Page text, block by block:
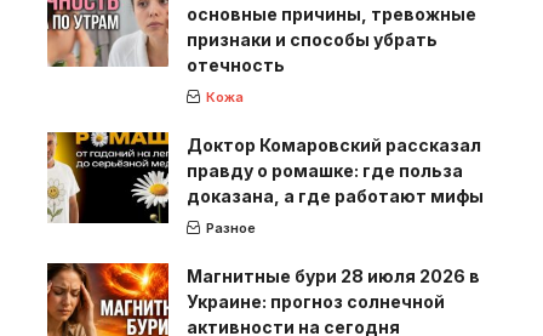
основные причины, тревожные
признаки и способы убрать
отечность
Кожа
Доктор Комаровский рассказал
правду о ромашке: где польза
доказана, а где работают мифы
Разное
Магнитные бури 28 июля 2026 в
Украине: прогноз солнечной
активности на сегодня